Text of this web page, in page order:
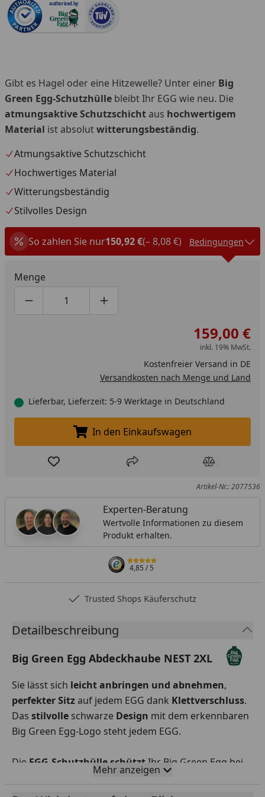
authorized.by
Gibt es Hagel oder eine Hitzewelle? Unter einer Big
Green Egg-Schutzhülle bleibt Ihr EGG wie neu. Die
atmungsaktive Schutzschichtaus hochwertigem
Material ist absolutwitterungsbeständig.
Atmungsaktive Schutzschicht
Hochwertiges Material
Witterungsbeständig
Stilvolles Design
So zahlen Sie nur150,92 €(– 8,08 €) Bedingungen
Menge
Produktmenge um eins verringern
Produktmenge manuell eingeben
Produktmenge um eins erhöhen
159,00 €
inkl. 19% MwSt.
Kostenfreier Versand in DE
Versandkosten nach Menge und Land
Lieferbar, Lieferzeit: 5-9 Werktage in Deutschland
In den Einkaufswagen legen
In den Einkaufswagen
Produkt zur Wunschliste hinzufügen
Teilen Produkt
Artikel-Nr.: 2077536
Experten-Beratung
Wertvolle Informationen zu diesem
Produkt erhalten.
4,85/ 5
Trusted Shops Käuferschutz
Detailbeschreibung
Big Green Egg Abdeckhaube NEST 2XL
Sie lässt sich leicht anbringen und abnehmen,
perfekter Sitzauf jedem EGG dank Klettverschluss.
Das stilvolle schwarze Design mit dem erkennbaren
Big Green Egg-Logo steht jedem EGG.
Die EGG-Schutzhülle schütztIhr Big Green Egg bei
. Diefarbechten
halten jahrelang. Sie können die EGG-Schutzhüllen
Mehr anzeigen